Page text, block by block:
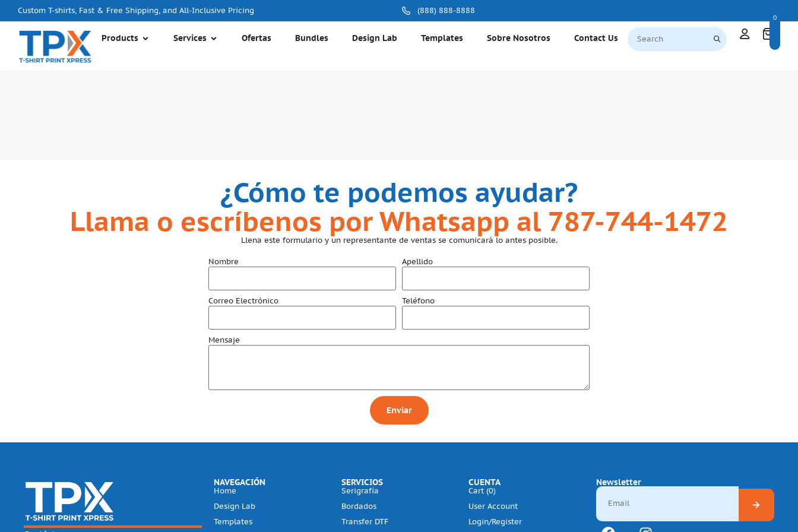
Custom T-shirts, Fast & Free Shipping, and All-Inclusive Pricing (888) 888-8888
Products Services Ofertas Bundles Design Lab Templates Sobre Nosotros Contact Us
0
¿Cómo te podemos ayudar?
Llama o escríbenos por Whatsapp al 787-744-1472
Llena este formulario y un representante de ventas se comunicará lo antes posible.
Nombre Apellido
Correo Electrónico Teléfono
Mensaje
Enviar
NAVEGACIÓN
Home
Design Lab
Templates
SERVICIOS
Serigrafía
Bordados
Transfer DTF
CUENTA
Cart (0)
User Account
Login/Register
Newsletter